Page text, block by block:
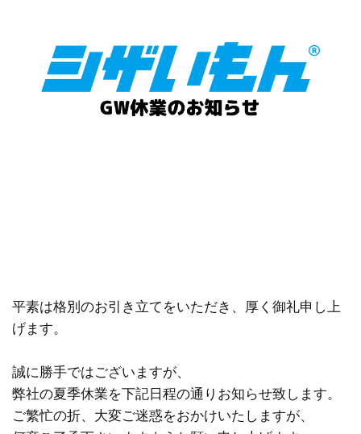
平素は格別のお引き立てをいただき、厚く御礼申し上
げます。
誠に勝手ではございますが、
弊社の夏季休業を下記日程の通りお知らせ致します。
ご繁忙の折、大変ご迷惑をおかけいたしますが、